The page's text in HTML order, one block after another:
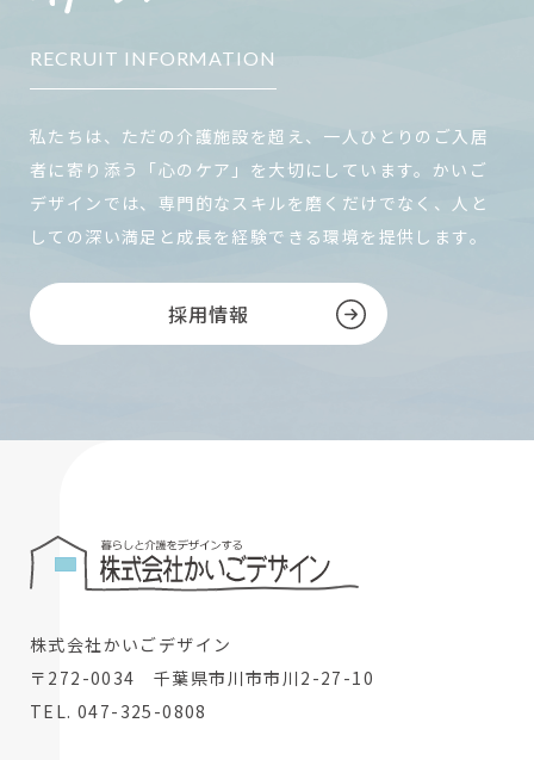
RECRUIT INFORMATION
私たちは、ただの介護施設を超え、一人ひとりのご入居
者に寄り添う「心のケア」を大切にしています。かいご
デザインでは、専門的なスキルを磨くだけでなく、人と
しての深い満足と成長を経験できる環境を提供します。
採用情報
株式会社かいごデザイン
〒272-0034 千葉県市川市市川2-27-10
TEL. 047-325-0808